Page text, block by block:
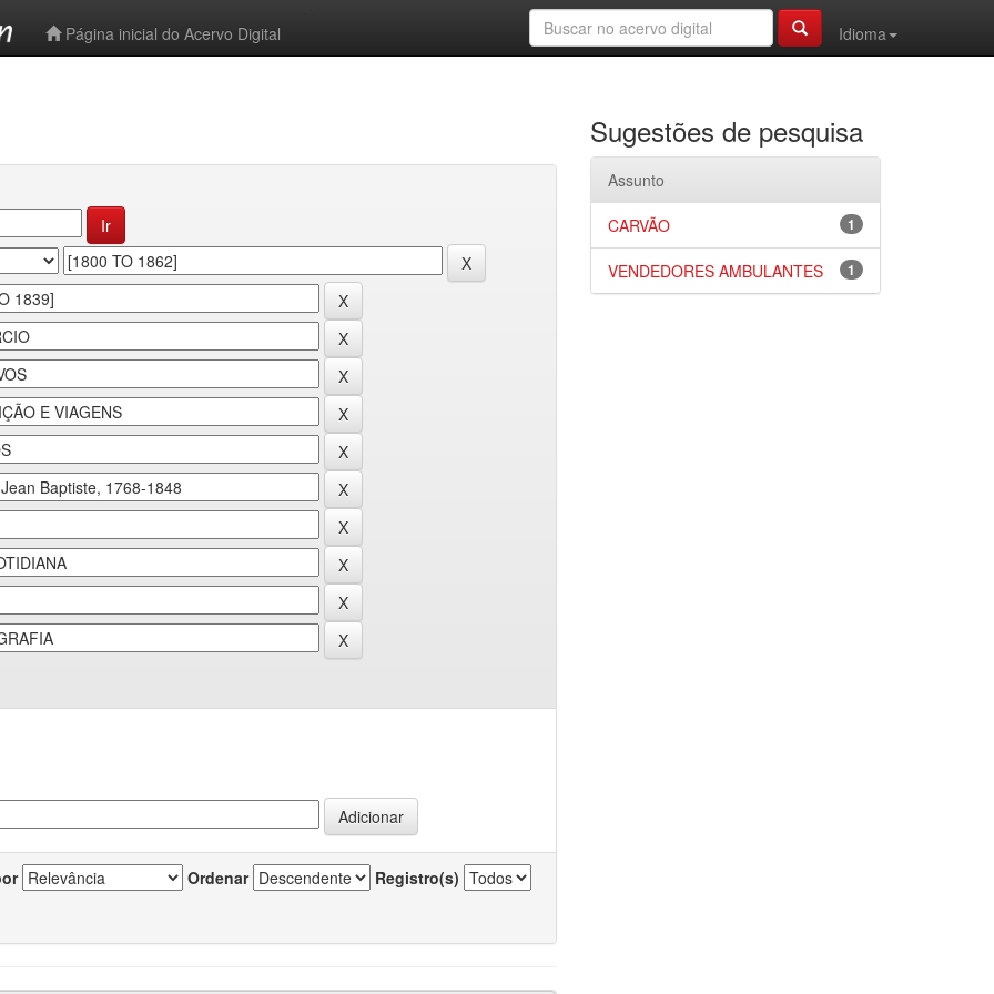
Página inicial do Acervo Digital
Idioma
Ordenar Registro(s)
Sugestões de pesquisa
Assunto
1
CARVÃO
1
VENDEDORES AMBULANTES